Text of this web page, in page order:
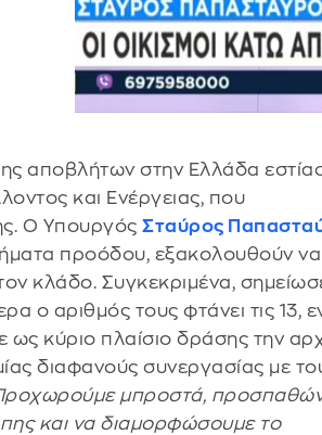
αποβλήτων στην Ελλάδα
και Ενέργειας, που
Ο ΥπουργόςΣταύρος
προόδου, εξακολουθούν να
κλάδο. Συγκεκριμένα,
ο αριθμός τους φτάνει τις 13,
ως κύριο πλαίσιο δράσης την
διαφανούς συνεργασίας με
μπροστά,
και να διαμορφώσουμε το